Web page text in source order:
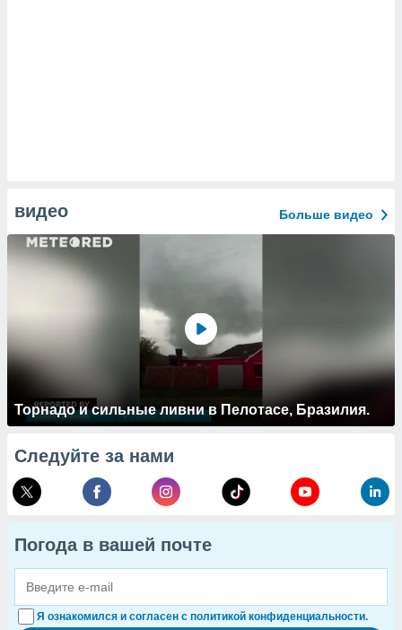
видео Больше видео
Торнадо и сильные ливни в Пелотасе, Бразилия.
Следуйте за нами
Погода в вашей почте
Я ознакомился и согласен с политикой конфиденциальности.